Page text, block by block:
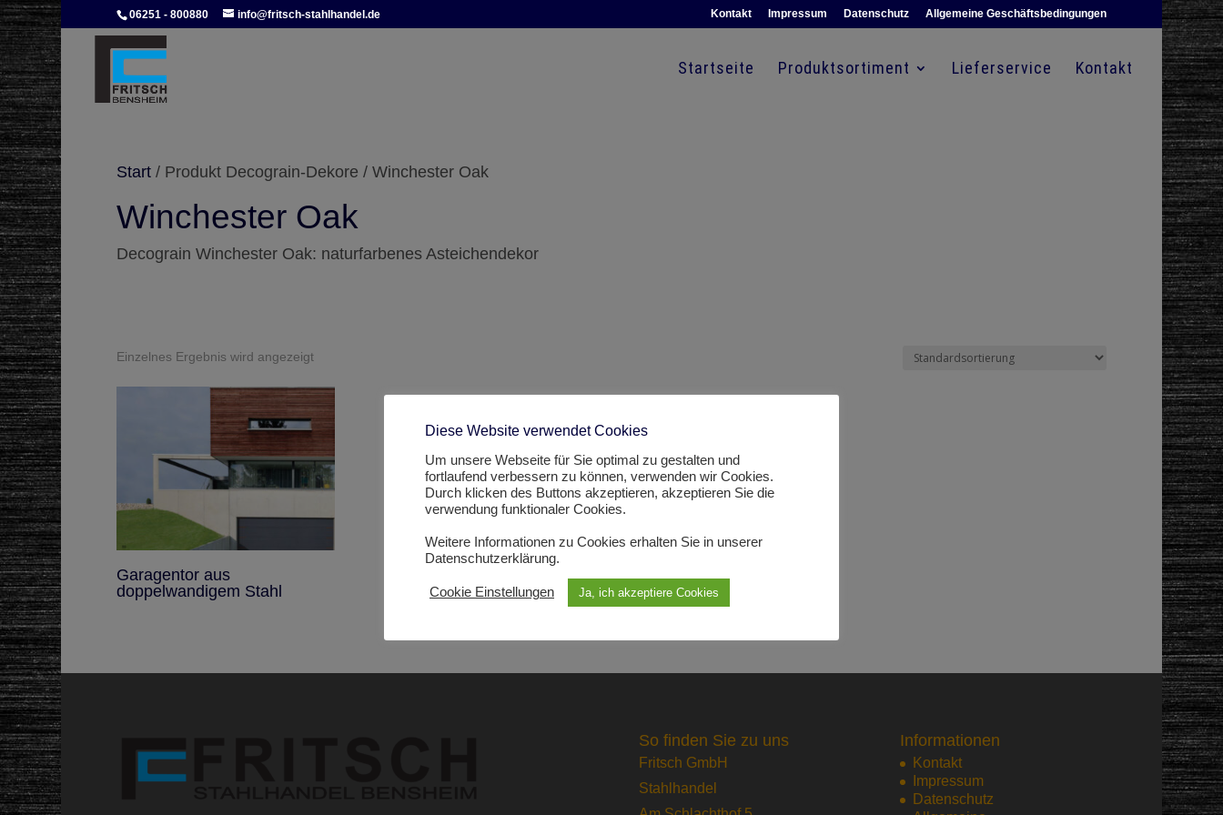
06251 - 800880 info@fritsch-stahlhandel.de Kontakt Impressum Datenschutz Allgemeine Geschäftsbedingungen
Startseite Produktsortiment Lieferservice Kontakt
Start/ Produkt Decograin-Dekore / Winchester Oak
Winchester Oak
Decograin Winchester Oak: naturfarbenes Asteichendekor
Einzelnes Ergebnis wird angezeigt
Garagentor aus
doppelwandigem Stahl
So finden Sie zu uns
Fritsch GmbH
Stahlhandel
Informationen
Kontakt
Impressum
Datenschutz
Diese Website verwendet Cookies
Um unsere Webseite für Sie optimal zu gestalten und
fortlaufend verbessern zu können, verwenden wir Cookies.
Durch klicken des Buttons akzeptieren, akzeptieren Sie die
verwendung funktionaler Cookies.
Weitere Informationen zu Cookies erhalten Sie in unserer
Datenschutzerklärung.
Cookie Einstellungen Ja, ich akzeptiere Cookies